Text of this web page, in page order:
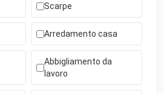
Scarpe
Arredamento casa
Abbigliamento da
lavoro